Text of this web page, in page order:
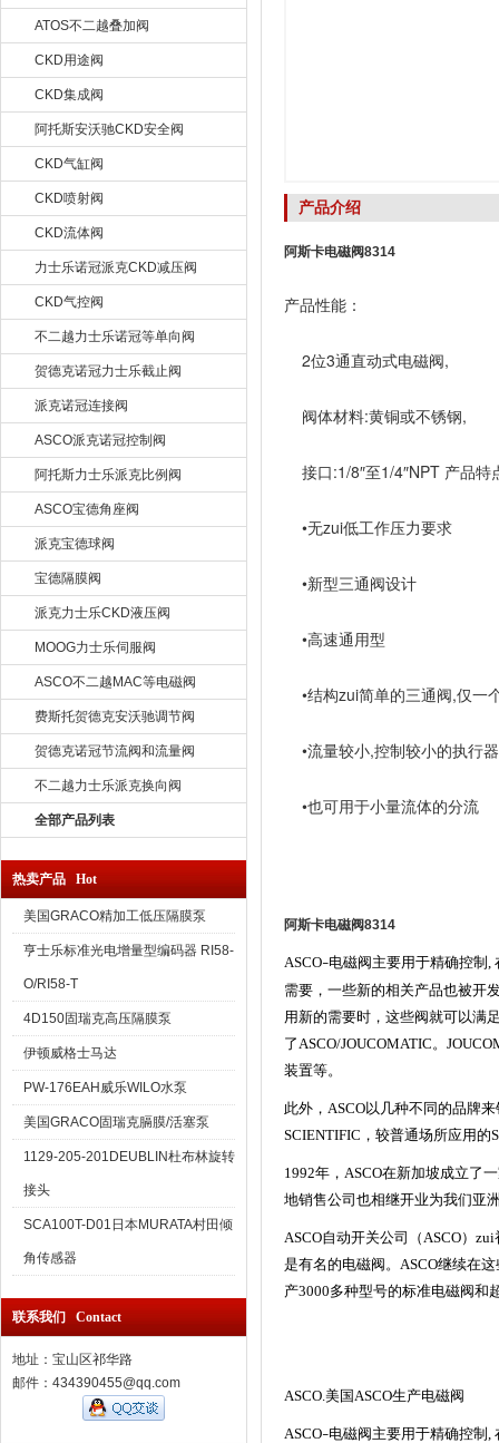
ATOS不二越叠加阀
CKD用途阀
CKD集成阀
阿托斯安沃驰CKD安全阀
CKD气缸阀
CKD喷射阀
CKD流体阀
力士乐诺冠派克CKD减压阀
CKD气控阀
不二越力士乐诺冠等单向阀
贺德克诺冠力士乐截止阀
派克诺冠连接阀
ASCO派克诺冠控制阀
阿托斯力士乐派克比例阀
ASCO宝德角座阀
派克宝德球阀
宝德隔膜阀
派克力士乐CKD液压阀
MOOG力士乐伺服阀
ASCO不二越MAC等电磁阀
费斯托贺德克安沃驰调节阀
贺德克诺冠节流阀和流量阀
不二越力士乐派克换向阀
全部产品列表
热卖产品 Hot
美国GRACO精加工低压隔膜泵
亨士乐标准光电增量型编码器 RI58-
O/RI58-T
4D150固瑞克高压隔膜泵
伊顿威格士马达
PW-176EAH威乐WILO水泵
美国GRACO固瑞克膈膜/活塞泵
1129-205-201DEUBLIN杜布林旋转
接头
SCA100T-D01日本MURATA村田倾
角传感器
联系我们 Contact
地址：宝山区祁华路
邮件：434390455@qq.com
产品介绍
阿斯卡电磁阀8314
产品性能：
2位3通直动式电磁阀,
阀体材料:黄铜或不锈钢,
接口:1/8″至1/4″NPT 产品特
•无zui低工作压力要求
•新型三通阀设计
•高速通用型
•结构zui简单的三通阀,仅一
•流量较小,控制较小的执行
•也可用于小量流体的分流
阿斯卡电磁阀8314
ASCO–电磁阀主要用于精确控制,
需要，一些新的相关产品也被开
用新的需要时，这些阀就可以满
了ASCO/JOUCOMATIC。
装置等。
此外，ASCO以几种不同的品牌
SCIENTIFIC，较普通场所应用
1992年，ASCO在新加坡成立了
地销售公司也相继开业为我们亚
ASCO自动开关公司（ASCO）
是有名的电磁阀。ASCO继续在
产3000多种型号的标准电磁阀和
ASCO.美国ASCO生产电磁阀
ASCO–电磁阀主要用于精确控制,